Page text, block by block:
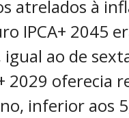
atrelados à
IPCA+ 2045
igual ao de
2029 oferecia
inferior aos